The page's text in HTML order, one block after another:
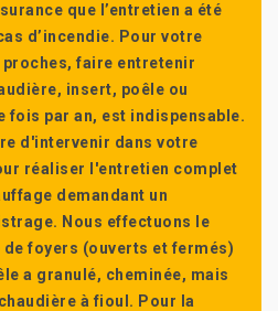
que l’entretien a été
d’incendie. Pour votre
faire entretenir
insert, poêle ou
fois par an, est indispensable.
d'intervenir dans votre
réaliser l'entretien complet
demandant un
Nous effectuons le
foyers (ouverts et fermés)
a granulé, cheminée, mais
à fioul. Pour la